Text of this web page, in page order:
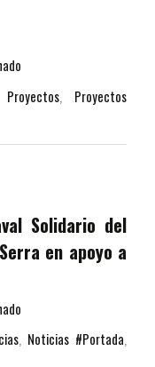
Proyectos, Proyectos
Solidario del
en apoyo a
, Noticias #Portada,